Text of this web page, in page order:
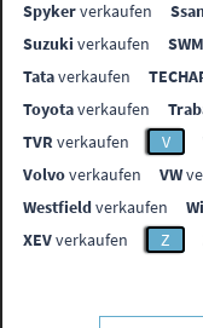
Spykerverkaufen
Suzuki verkaufen SWM
Tataverkaufen
Toyotaverkaufen
TVR verkaufen V
Volvoverkaufen VW
Westfieldverkaufen
XEVverkaufen Z